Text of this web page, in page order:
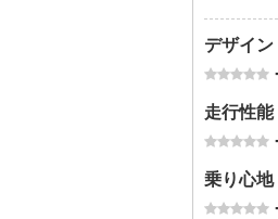
デザイン
走行性能
乗り心地